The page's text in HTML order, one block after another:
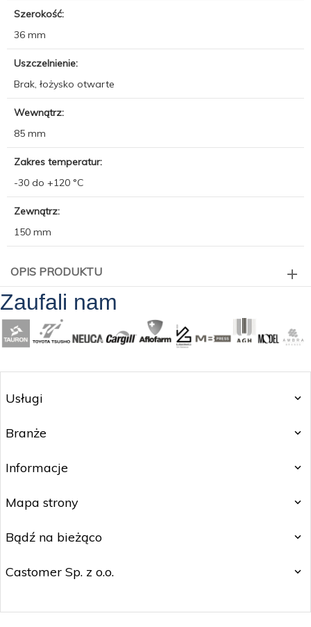
Szerokość:
36 mm
Uszczelnienie:
Brak, łożysko otwarte
Wewnątrz:
85 mm
Zakres temperatur:
-30 do +120 °C
Zewnątrz:
150 mm
OPIS PRODUKTU
Zaufali nam
Usługi
Branże
Informacje
Mapa strony
Bądź na bieżąco
Castomer Sp. z o.o.